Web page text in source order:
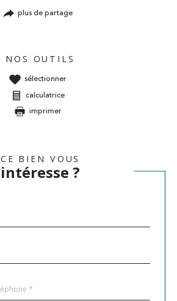
plus de partage
NOS OUTILS
sélectionner
calculatrice
imprimer
CE BIEN VOUS
intéresse ?